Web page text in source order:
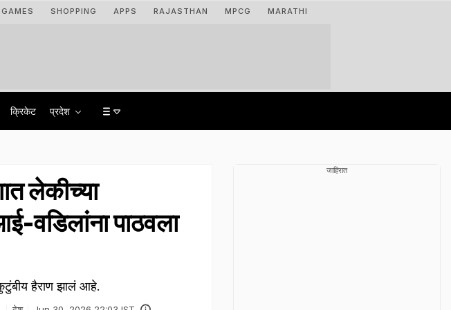
GAMES SHOPPING APPS RAJASTHAN MPCG MARATHI
क्रिकेट प्रदेश
लेकीच्या
वडिलांना पाठवला
हैराण झालं आहे.
जाहिरात